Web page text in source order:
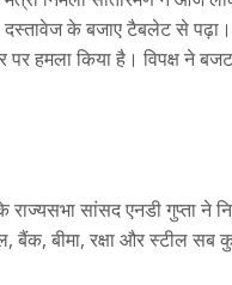
के बजाए टैबलेट से पढ़ा।
पर हमला किया है। विपक्ष ने
राज्यसभा सांसद एनडी गुप्ता ने
बैंक, बीमा, रक्षा और स्टील सब